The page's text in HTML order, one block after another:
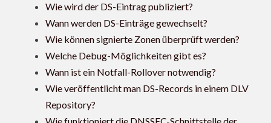
Wie wird der DS-Eintrag publiziert?
Wann werden DS-Einträge gewechselt?
Wie können signierte Zonen überprüft werden?
Welche Debug-Möglichkeiten gibt es?
Wann ist ein Notfall-Rollover notwendig?
Wie veröffentlicht man DS-Records in einem DLV
Repository?